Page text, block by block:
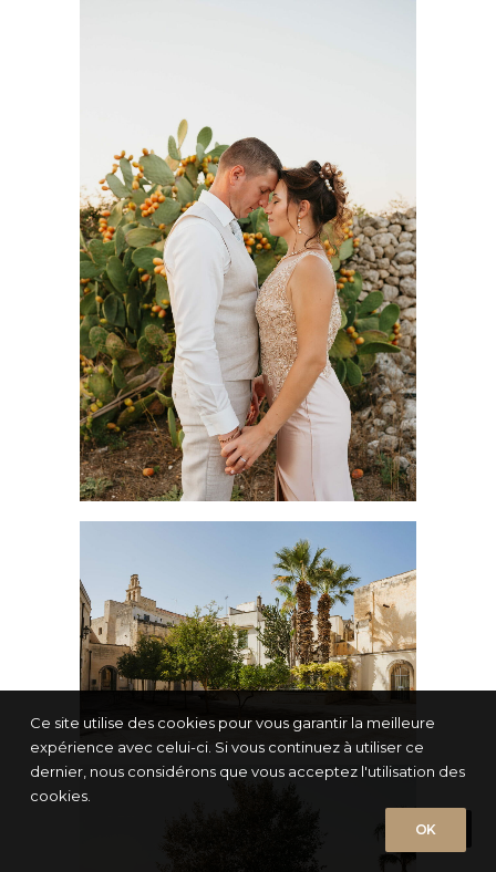
Ce site utilise des cookies pour vous garantir la meilleure
expérience avec celui-ci. Si vous continuez à utiliser ce
dernier, nous considérons que vous acceptez l'utilisation des
cookies.
OK